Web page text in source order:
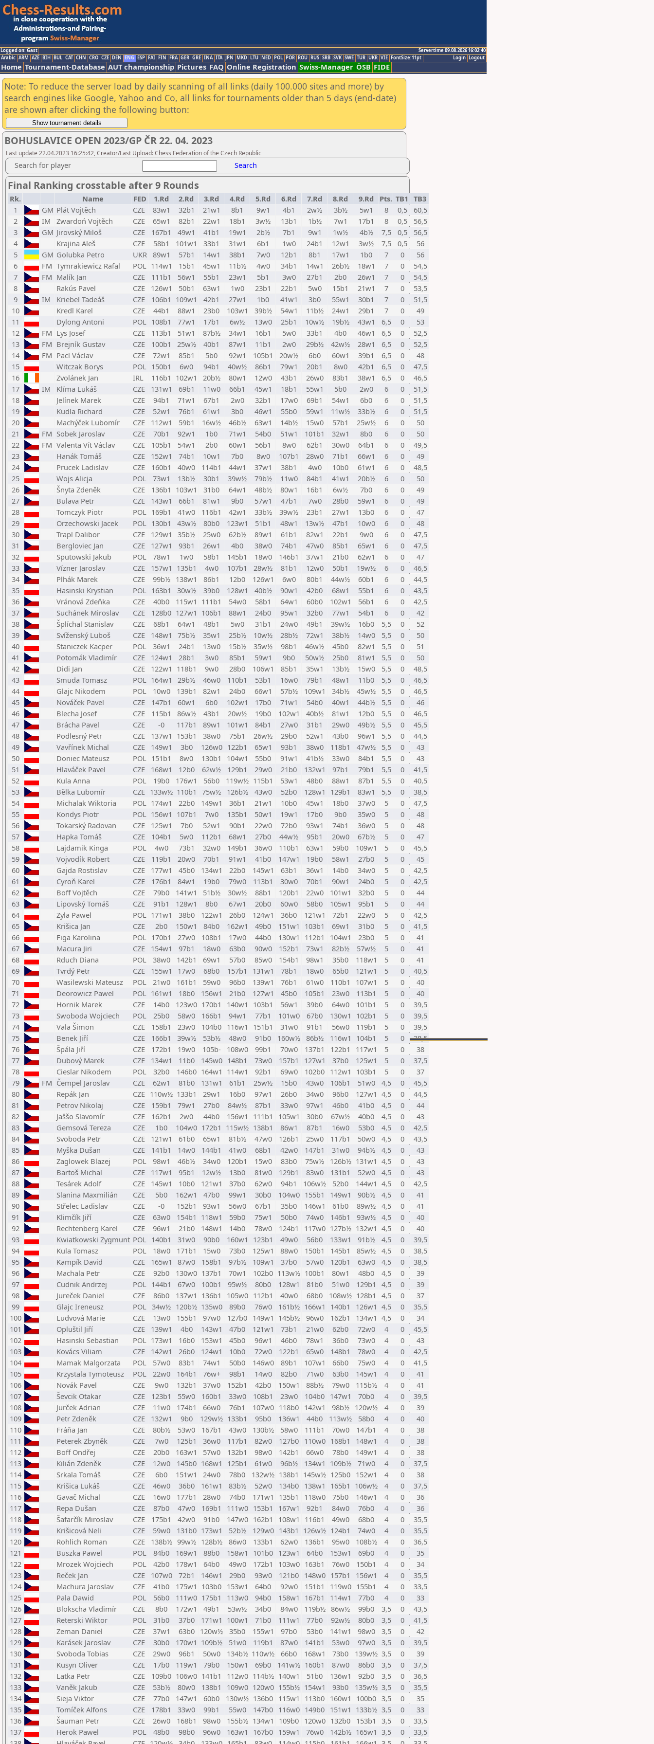
Logged on: Gast
Servertime 09.08.2026 16:02:40
Logout
Login
Arabic ARM AZE BIH BUL CAT CHN CRO CZE DEN ENG ESP FAI FIN FRA GER GRE INA ITA JPN MKD LTU NED POL POR ROU RUS SRB SVK SWE TUR UKR VIE FontSize:11pt
Home Tournament-Database AUT championship Pictures FAQ Online Registration Swiss-Manager ÖSB FIDE
Note: To reduce the server load by daily scanning of all links (daily 100.000 sites and more) by
search engines like Google, Yahoo and Co, all links for tournaments older than 5 days (end-date)
are shown after clicking the following button:
BOHUSLAVICE OPEN 2023/GP ČR 22. 04. 2023
Last update 22.04.2023 16:25:42, Creator/Last Upload: Chess Federation of the Czech Republic
Search for player Search
Final Ranking crosstable after 9 Rounds
Rk. Name FED 1.Rd 2.Rd 3.Rd 4.Rd 5.Rd 6.Rd 7.Rd 8.Rd 9.Rd Pts. TB1
TB3
1
GM Plát Vojtěch CZE 83w1 32b1 21w1 8b1 9w1 4b1 2w½ 3b½ 5w1 8 0,5
60,5
2
IM Zwardoń Vojtěch CZE 65w1 82b1 22w1 18b1 3w½ 13b1 1b½ 7w1 17b1 8 0,5
56,5
3
GM Jirovský Miloš CZE 167b1 49w1 41b1 19w1 2b½ 7b1 9w1 1w½ 4b½ 7,5 0,5
56,5
4
Krajina Aleš CZE 58b1 101w1 33b1 31w1 6b1 1w0 24b1 12w1 3w½ 7,5 0,5
56
5
GM Golubka Petro UKR 89w1 57b1 14w1 38b1 7w0 12b1 8b1 17w1 1b0 7 0
56
6
FM Tymrakiewicz Rafal POL 114w1 15b1 45w1 11b½ 4w0 34b1 14w1 26b½ 18w1 7 0
54,5
7
FM Malík Jan CZE 111b1 56w1 55b1 23w1 5b1 3w0 27b1 2b0 26w1 7 0
54,5
8
Rakús Pavel CZE 126w1 50b1 63w1 1w0 23b1 22b1 5w0 15b1 21w1 7 0
53,5
9
IM Kriebel Tadeáš CZE 106b1 109w1 42b1 27w1 1b0 41w1 3b0 55w1 30b1 7 0
51,5
10
Kredl Karel CZE 44b1 88w1 23b0 103w1 39b½ 54w1 11b½ 24w1 29b1 7 0
49
11
Dylong Antoni POL 108b1 77w1 17b1 6w½ 13w0 25b1 10w½ 19b½ 43w1 6,5 0
53
12
FM Lys Josef CZE 113b1 51w1 87b½ 34w1 16b1 5w0 33b1 4b0 46w1 6,5 0
52,5
13
FM Brejník Gustav CZE 100b1 25w½ 40b1 87w1 11b1 2w0 29b½ 42w½ 28w1 6,5 0
52,5
14
FM Pacl Václav CZE 72w1 85b1 5b0 92w1 105b1 20w½ 6b0 60w1 39b1 6,5 0
48
15
Witczak Borys POL 150b1 6w0 94b1 40w½ 86b1 79w1 20b1 8w0 42b1 6,5 0
47,5
16
Zvolánek Jan IRL 116b1 102w1 20b½ 80w1 12w0 43b1 26w0 83b1 38w1 6,5 0
46,5
17
IM Klíma Lukáš CZE 131w1 69b1 11w0 66b1 45w1 18b1 55w1 5b0 2w0 6 0
51,5
18
Jelínek Marek CZE 94b1 71w1 67b1 2w0 32b1 17w0 69b1 54w1 6b0 6 0
51,5
19
Kudla Richard CZE 52w1 76b1 61w1 3b0 46w1 55b0 59w1 11w½ 33b½ 6 0
51,5
20
Machýček Lubomír CZE 112w1 59b1 16w½ 46b½ 63w1 14b½ 15w0 57b1 25w½ 6 0
50
21
FM Sobek Jaroslav CZE 70b1 92w1 1b0 71w1 54b0 51w1 101b1 32w1 8b0 6 0
50
22
FM Valenta Vít Václav CZE 105b1 54w1 2b0 60w1 56b1 8w0 62b1 30w0 64b1 6 0
49,5
23
Hanák Tomáš CZE 152w1 74b1 10w1 7b0 8w0 107b1 28w0 71b1 66w1 6 0
49
24
Prucek Ladislav CZE 160b1 40w0 114b1 44w1 37w1 38b1 4w0 10b0 61w1 6 0
48,5
25
Wojs Alicja POL 73w1 13b½ 30b1 39w½ 79b½ 11w0 84b1 41w1 20b½ 6 0
50
26
Šnyta Zdeněk CZE 136b1 103w1 31b0 64w1 48b½ 80w1 16b1 6w½ 7b0 6 0
49
27
Bulava Petr CZE 143w1 66b1 81w1 9b0 57w1 47b1 7w0 28b0 59w1 6 0
49
28
Tomczyk Piotr POL 169b1 41w0 116b1 42w1 33b½ 39w½ 23b1 27w1 13b0 6 0
47
29
Orzechowski Jacek POL 130b1 43w½ 80b0 123w1 51b1 48w1 13w½ 47b1 10w0 6 0
48
30
Trapl Dalibor CZE 129w1 35b½ 25w0 62b½ 89w1 61b1 82w1 22b1 9w0 6 0
47,5
31
Bergloviec Jan CZE 127w1 93b1 26w1 4b0 38w0 74b1 47w0 85b1 65w1 6 0
47,5
32
Sputowski Jakub POL 78w1 1w0 58b1 145b1 18w0 146b1 37w1 21b0 62w1 6 0
47
33
Vízner Jaroslav CZE 157w1 135b1 4w0 107b1 28w½ 81b1 12w0 50b1 19w½ 6 0
46,5
34
Plhák Marek CZE 99b½ 138w1 86b1 12b0 126w1 6w0 80b1 44w½ 60b1 6 0
44,5
35
Hasinski Krystian POL 163b1 30w½ 39b0 128w1 40b½ 90w1 42b0 68w1 55b1 6 0
43,5
36
Vránová Zdeňka CZE 40b0 115w1 111b1 54w0 58b1 64w1 60b0 102w1 56b1 6 0
42,5
37
Suchánek Miroslav CZE 128b0 127w1 106b1 88w1 24b0 95w1 32b0 77w1 54b1 6 0
42
38
Šplíchal Stanislav CZE 68b1 64w1 48b1 5w0 31b1 24w0 49b1 39w½ 16b0 5,5 0
52
39
Svíženský Luboš CZE 148w1 75b½ 35w1 25b½ 10w½ 28b½ 72w1 38b½ 14w0 5,5 0
50
40
Staniczek Kacper POL 36w1 24b1 13w0 15b½ 35w½ 98b1 46w½ 45b0 82w1 5,5 0
51
41
Potomák Vladimír CZE 124w1 28b1 3w0 85b1 59w1 9b0 50w½ 25b0 81w1 5,5 0
50
42
Didi Jan CZE 122w1 118b1 9w0 28b0 106w1 85b1 35w1 13b½ 15w0 5,5 0
48,5
43
Smuda Tomasz POL 164w1 29b½ 46w0 110b1 53b1 16w0 79b1 48w1 11b0 5,5 0
46,5
44
Glajc Nikodem POL 10w0 139b1 82w1 24b0 66w1 57b½ 109w1 34b½ 45w½ 5,5 0
46,5
45
Nováček Pavel CZE 147b1 60w1 6b0 102w1 17b0 71w1 54b0 40w1 44b½ 5,5 0
46
46
Blecha Josef CZE 115b1 86w½ 43b1 20w½ 19b0 102w1 40b½ 81w1 12b0 5,5 0
46,5
47
Brácha Pavel CZE -0 117b1 89w1 101w1 84b1 27w0 31b1 29w0 49b½ 5,5 0
45,5
48
Podlesný Petr CZE 137w1 153b1 38w0 75b1 26w½ 29b0 52w1 43b0 96w1 5,5 0
44,5
49
Vavřínek Michal CZE 149w1 3b0 126w0 122b1 65w1 93b1 38w0 118b1 47w½ 5,5 0
43
50
Doniec Mateusz POL 151b1 8w0 130b1 104w1 55b0 91w1 41b½ 33w0 84b1 5,5 0
43
51
Hlaváček Pavel CZE 168w1 12b0 62w½ 129b1 29w0 21b0 132w1 97b1 79b1 5,5 0
41,5
52
Kula Anna POL 19b0 176w1 56b0 119w½ 115b1 53w1 48b0 88w1 87b1 5,5 0
40,5
53
Bělka Lubomír CZE 133w½ 110b1 75w½ 126b½ 43w0 52b0 128w1 129b1 83w1 5,5 0
38,5
54
Michalak Wiktoria POL 174w1 22b0 149w1 36b1 21w1 10b0 45w1 18b0 37w0 5 0
47,5
55
Kondys Piotr POL 156w1 107b1 7w0 135b1 50w1 19w1 17b0 9b0 35w0 5 0
48
56
Tokarský Radovan CZE 125w1 7b0 52w1 90b1 22w0 72b0 93w1 74b1 36w0 5 0
48
57
Hapka Tomáš CZE 104b1 5w0 112b1 68w1 27b0 44w½ 95b1 20w0 67b½ 5 0
47
58
Lajdamik Kinga POL 4w0 73b1 32w0 149b1 36w0 110b1 63w1 59b0 109w1 5 0
45,5
59
Vojvodík Robert CZE 119b1 20w0 70b1 91w1 41b0 147w1 19b0 58w1 27b0 5 0
45
60
Gajda Rostislav CZE 177w1 45b0 134w1 22b0 145w1 63b1 36w1 14b0 34w0 5 0
42,5
61
Cyroň Karel CZE 176b1 84w1 19b0 79w0 113b1 30w0 70b1 90w1 24b0 5 0
42,5
62
Boff Vojtěch CZE 79b0 141w1 51b½ 30w½ 88b1 120b1 22w0 101w1 32b0 5 0
44
63
Lipovský Tomáš CZE 91b1 128w1 8b0 67w1 20b0 60w0 58b0 105w1 95b1 5 0
44
64
Zyla Pawel POL 171w1 38b0 122w1 26b0 124w1 36b0 121w1 72b1 22w0 5 0
42,5
65
Krišica Jan CZE 2b0 150w1 84b0 162w1 49b0 151w1 103b1 69w1 31b0 5 0
41,5
66
Figa Karolina POL 170b1 27w0 108b1 17w0 44b0 130w1 112b1 104w1 23b0 5 0
41
67
Macura Jiri CZE 154w1 97b1 18w0 63b0 90w0 152b1 73w1 82b½ 57w½ 5 0
41
68
Rduch Diana POL 38w0 142b1 69w1 57b0 85w0 154b1 98w1 35b0 118w1 5 0
41
69
Tvrdý Petr CZE 155w1 17w0 68b0 157b1 131w1 78b1 18w0 65b0 121w1 5 0
40,5
70
Wasilewski Mateusz POL 21w0 161b1 59w0 96b0 139w1 76b1 61w0 110b1 107w1 5 0
40
71
Deorowicz Pawel POL 161w1 18b0 156w1 21b0 127w1 45b0 105b1 23w0 113b1 5 0
40
72
Hornik Marek CZE 14b0 123w0 170b1 140w1 103b1 56w1 39b0 64w0 101b1 5 0
39,5
73
Swoboda Wojciech POL 25b0 58w0 166b1 94w1 77b1 101w0 67b0 130w1 102b1 5 0
39,5
74
Vala Šimon CZE 158b1 23w0 104b0 116w1 151b1 31w0 91b1 56w0 119b1 5 0
39,5
75
Benek Jiří CZE 166b1 39w½ 53b½ 48w0 91b0 160w½ 86b½ 116w1 104b1 5 0
38,5
76
Špála Jiří CZE 172b1 19w0 105b- 108w0 99b1 70w0 137b1 122b1 117w1 5 0
38
77
Dubový Marek CZE 134w1 11b0 145w0 148b1 73w0 157b1 127w1 37b0 125w1 5 0
37,5
78
Cieslar Nikodem POL 32b0 146b0 164w1 114w1 92b1 69w0 102b0 112w1 103b1 5 0
37
79
FM Čempel Jaroslav CZE 62w1 81b0 131w1 61b1 25w½ 15b0 43w0 106b1 51w0 4,5 0
45,5
80
Repák Jan CZE 110w½ 133b1 29w1 16b0 97w1 26b0 34w0 96b0 127w1 4,5 0
44,5
81
Petrov Nikolaj CZE 159b1 79w1 27b0 84w½ 87b1 33w0 97w1 46b0 41b0 4,5 0
44
82
Jaššo Slavomír CZE 162b1 2w0 44b0 156w1 111b1 105w1 30b0 67w½ 40b0 4,5 0
43
83
Gemsová Tereza CZE 1b0 104w0 172b1 115w½ 138b1 86w1 87b1 16w0 53b0 4,5 0
42,5
84
Svoboda Petr CZE 121w1 61b0 65w1 81b½ 47w0 126b1 25w0 117b1 50w0 4,5 0
43,5
85
Myška Dušan CZE 141b1 14w0 144b1 41w0 68b1 42w0 147b1 31w0 94b½ 4,5 0
43
86
Zaglowek Blazej POL 98w1 46b½ 34w0 120b1 15w0 83b0 75w½ 126b½ 131w1 4,5 0
43
87
Bartoš Michal CZE 117w1 95b1 12w½ 13b0 81w0 129b1 83w0 131b1 52w0 4,5 0
43
88
Tesárek Adolf CZE 145w1 10b0 121w1 37b0 62w0 94b1 106w½ 52b0 144w1 4,5 0
42,5
89
Slanina Maxmilián CZE 5b0 162w1 47b0 99w1 30b0 104w0 155b1 149w1 90b½ 4,5 0
41
90
Střelec Ladislav CZE -0 152b1 93w1 56w0 67b1 35b0 146w1 61b0 89w½ 4,5 0
41
91
Klimčík Jiří CZE 63w0 154b1 118w1 59b0 75w1 50b0 74w0 146b1 93w½ 4,5 0
40
92
Rechtenberg Karel CZE 96w1 21b0 148w1 14b0 78w0 124b1 117w0 127b½ 132w1 4,5 0
40
93
Kwiatkowski Zygmunt POL 140b1 31w0 90b0 160w1 123b1 49w0 56b0 133w1 91b½ 4,5 0
39,5
94
Kula Tomasz POL 18w0 171b1 15w0 73b0 125w1 88w0 150b1 145b1 85w½ 4,5 0
38,5
95
Kampík David CZE 165w1 87w0 158b1 97b½ 109w1 37b0 57w0 120b1 63w0 4,5 0
38,5
96
Machala Petr CZE 92b0 130w0 137b1 70w1 102b0 113w½ 100b1 80w1 48b0 4,5 0
39
97
Cudnik Andrzej POL 144b1 67w0 100b1 95w½ 80b0 128w1 81b0 51w0 129b1 4,5 0
39
98
Jureček Daniel CZE 86b0 137w1 136b1 105w0 112b1 40w0 68b0 108w½ 128b1 4,5 0
37
99
Glajc Ireneusz POL 34w½ 120b½ 135w0 89b0 76w0 161b½ 166w1 140b1 126w1 4,5 0
35,5
100
Ludvová Marie CZE 13w0 155b1 97w0 127b0 149w1 145b½ 96w0 162b1 134w1 4,5 0
34
101
Opluštil Jiří CZE 139w1 4b0 143w1 47b0 121w1 73b1 21w0 62b0 72w0 4 0
45,5
102
Hasinski Sebastian POL 173w1 16b0 153w1 45b0 96w1 46b0 78w1 36b0 73w0 4 0
43
103
Kovács Viliam CZE 142w1 26b0 124w1 10b0 72w0 122b1 65w0 148b1 78w0 4 0
42,5
104
Mamak Malgorzata POL 57w0 83b1 74w1 50b0 146w0 89b1 107w1 66b0 75w0 4 0
41,5
105
Krzystala Tymoteusz POL 22w0 164b1 76w+ 98b1 14w0 82b0 71w0 63b0 145w1 4 0
41
106
Novák Pavel CZE 9w0 132b1 37w0 152b1 42b0 150w1 88b½ 79w0 115b½ 4 0
41
107
Ševcik Otakar CZE 123b1 55w0 160b1 33w0 108b1 23w0 104b0 147w1 70b0 4 0
39,5
108
Jurček Adrian CZE 11w0 174b1 66w0 76b1 107w0 118b0 142w1 98b½ 120w½ 4 0
39
109
Petr Zdeněk CZE 132w1 9b0 129w½ 133b1 95b0 136w1 44b0 113w½ 58b0 4 0
40
110
Fráňa Jan CZE 80b½ 53w0 167b1 43w0 130b½ 58w0 111b1 70w0 147b1 4 0
38
111
Peterek Zbyněk CZE 7w0 125b1 36w0 117b1 82w0 127b0 110w0 168b1 148w1 4 0
38
112
Boff Ondřej CZE 20b0 163w1 57w0 132b1 98w0 142b1 66w0 78b0 149w1 4 0
38
113
Kilián Zdeněk CZE 12w0 145b0 168w1 125b1 61w0 96b½ 134w1 109b½ 71w0 4 0
37,5
114
Srkala Tomáš CZE 6b0 151w1 24w0 78b0 132w½ 138b1 145w½ 125b0 152w1 4 0
38
115
Krišica Lukáš CZE 46w0 36b0 161w1 83b½ 52w0 134b0 138w1 165b1 106w½ 4 0
37,5
116
Gavač Michal CZE 16w0 177b1 28w0 74b0 171w1 135b1 118w0 75b0 146w1 4 0
36
117
Repa Dušan CZE 87b0 47w0 169b1 111w0 153b1 167w1 92b1 84w0 76b0 4 0
36
118
Šafarčík Miroslav CZE 175b1 42w0 91b0 147w0 162b1 108w1 116b1 49w0 68b0 4 0
35,5
119
Krišicová Neli CZE 59w0 131b0 173w1 52b½ 129w0 143b1 126w½ 124b1 74w0 4 0
35,5
120
Rohlich Roman CZE 138b½ 99w½ 128b½ 86w0 133b1 62w0 136b1 95w0 108b½ 4 0
36,5
121
Buszka Pawel POL 84b0 169w1 88b0 158w1 101b0 123w1 64b0 153w1 69b0 4 0
35
122
Mrozek Wojciech POL 42b0 178w1 64b0 49w0 172b1 103w0 163b1 76w0 150b1 4 0
34
123
Reček Jan CZE 107w0 72b1 146w1 29b0 93w0 121b0 148w0 157b1 156w1 4 0
35,5
124
Machura Jaroslav CZE 41b0 175w1 103b0 153w1 64b0 92w0 151b1 119w0 155b1 4 0
33,5
125
Pala Dawid POL 56b0 111w0 175b1 113w0 94b0 158w1 167b1 114w1 77b0 4 0
33
126
Blokscha Vladimír CZE 8b0 172w1 49b1 53w½ 34b0 84w0 119b½ 86w½ 99b0 3,5 0
43,5
127
Reterski Wiktor POL 31b0 37b0 171w1 100w1 71b0 111w1 77b0 92w½ 80b0 3,5 0
41,5
128
Zeman Daniel CZE 37w1 63b0 120w½ 35b0 155w1 97b0 53b0 141w1 98w0 3,5 0
42
129
Karásek Jaroslav CZE 30b0 170w1 109b½ 51w0 119b1 87w0 141b1 53w0 97w0 3,5 0
39,5
130
Svoboda Tobias CZE 29w0 96b1 50w0 134b½ 110w½ 66b0 168w1 73b0 139w½ 3,5 0
39
131
Kusyn Oliver CZE 17b0 119w1 79b0 150w1 69b0 141w½ 160b1 87w0 86b0 3,5 0
37,5
132
Latka Petr CZE 109b0 106w0 141b1 112w0 114b½ 140w1 51b0 136w1 92b0 3,5 0
36,5
133
Vaněk Jakub CZE 53b½ 80w0 138b1 109w0 120w0 155b½ 154w1 93b0 135w½ 3,5 0
35,5
134
Sieja Viktor CZE 77b0 147w1 60b0 130w½ 136b0 115w1 113b0 160w1 100b0 3,5 0
35
135
Tomíček Alfons CZE 178b1 33w0 99b1 55w0 147b0 116w0 149b0 151w1 133b½ 3,5 0
33
136
Šauman Petr CZE 26w0 168b1 98w0 155b½ 134w1 109b0 120w0 132b0 153b1 3,5 0
33,5
137
Herok Pawel POL 48b0 98b0 96w0 163w1 167b0 159w1 76w0 142b½ 165w1 3,5 0
33,5